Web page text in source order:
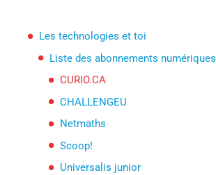
sportives
Les technologies et toi
Liste des abonnements numériques
CURIO.CA
CHALLENGEU
Netmaths
Scoop!
Universalis junior